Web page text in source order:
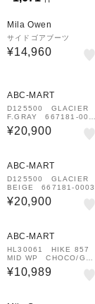
Mila Owen
サイドゴアブーツ
¥14,960
ABC-MART
D125500 GLACIER
F.GRAY 667181-000
8
¥20,900
ABC-MART
D125500 GLACIER
BEIGE 667181-0003
¥20,900
ABC-MART
HL30061 HIKE 857
MID WP CHOCO/GRE
EN 666632-0004
¥10,989